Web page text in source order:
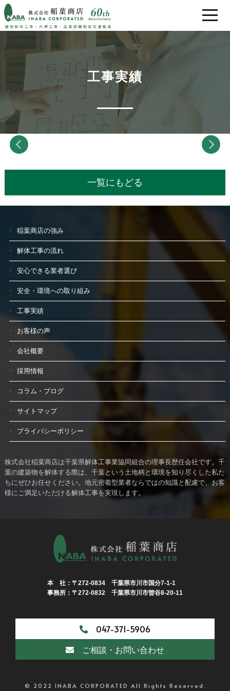
稲葉商店の強み
解体工事の流れ
工事実績
会社概要
採用情報
相談・お問い合わせ
工事実績
一覧にもどる
本 社：〒272-0834 千葉県市川市国分7-1-1
事務所：〒272-0832 千葉県市川市曽谷8-20-11
047-371-5906
ご相談・お問い合わせ
© 2022 INABA CORPORATED All Rights Reserved.
稲葉商店の強み
解体工事の流れ
安心できる業者選び
安全・環境への取り組み
工事実績
お客様の声
会社概要
採用情報
コラム・ブログ
サイトマップ
プライバシーポリシー
株式会社稲葉商店は千葉県解体工事業協同組合の理事長歴任会社です。千
葉の建築物を解体する際は、千葉という土地柄と環境を知り尽くした私た
ちにぜひお任せください。地元密着型業者ならではの知識と配慮で、お客
様にご満足いただける解体工事を実現します。